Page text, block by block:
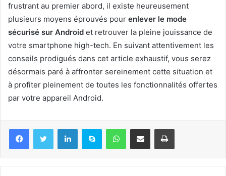
frustrant au premier abord, il existe heureusement
plusieurs moyens éprouvés pour enlever le mode
sécurisé sur Android et retrouver la pleine jouissance de
votre smartphone high-tech. En suivant attentivement les
conseils prodigués dans cet article exhaustif, vous serez
désormais paré à affronter sereinement cette situation et
à profiter pleinement de toutes les fonctionnalités offertes
par votre appareil Android.
LinkedinSkype WhatsAppPartager par email Imprimer